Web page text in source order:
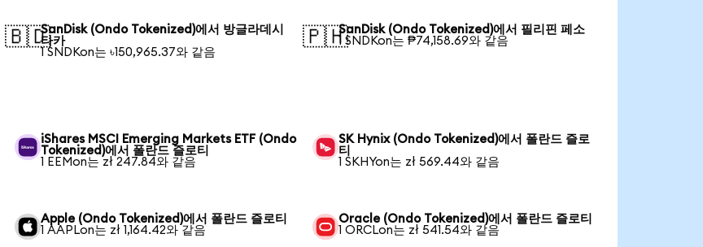
🇧🇩SanDisk (Ondo Tokenized)에서 방글라데시
타카
1 SNDKon는 ৳150,965.37와 같음
🇵🇭SanDisk (Ondo Tokenized)에서 필리핀 페소
1 SNDKon는 ₱74,158.69와 같음
iShares MSCI Emerging Markets ETF (Ondo
Tokenized)에서 폴란드 즐로티
1 EEMon는 zł 247.84와 같음
SK Hynix (Ondo Tokenized)에서 폴란드 즐로
티
1 SKHYon는 zł 569.44와 같음
Apple (Ondo Tokenized)에서 폴란드 즐로티
1 AAPLon는 zł 1,164.42와 같음
Oracle (Ondo Tokenized)에서 폴란드 즐로티
1 ORCLon는 zł 541.54와 같음